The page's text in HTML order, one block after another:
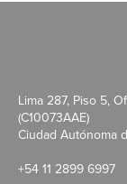
Lima 287, Piso 5,
(C10073AAE)
Ciudad Autónoma
+54 11 2899 6997